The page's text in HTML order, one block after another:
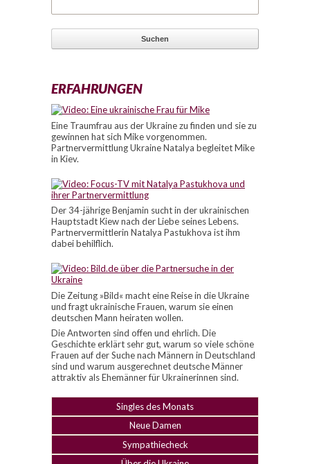
ERFAHRUNGEN
Eine Traumfrau aus der Ukraine zu finden und sie zu
gewinnen hat sich Mike vorgenommen.
Partnervermittlung Ukraine Natalya begleitet Mike
in Kiev.
Der 34-jährige Benjamin sucht in der ukrainischen
Hauptstadt Kiew nach der Liebe seines Lebens.
Partnervermittlerin Natalya Pastukhova ist ihm
dabei behilflich.
Die Zeitung »Bild« macht eine Reise in die Ukraine
und fragt ukrainische Frauen, warum sie einen
deutschen Mann heiraten wollen.
Die Antworten sind offen und ehrlich. Die
Geschichte erklärt sehr gut, warum so viele schöne
Frauen auf der Suche nach Männern in Deutschland
sind und warum ausgerechnet deutsche Männer
attraktiv als Ehemänner für Ukrainerinnen sind.
Singles des Monats
Neue Damen
Sympathiecheck